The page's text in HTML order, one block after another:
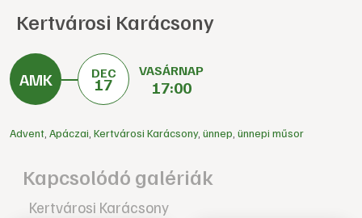
Kertvárosi Karácsony
DEC
17
VASÁRNAP
17:00
Advent Apáczai Kertvárosi Karácsony, ünnep ünnepi műsor
Kapcsolódó galériák
Kertvárosi Karácsony